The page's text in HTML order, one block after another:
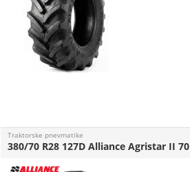
Traktorske pnevmatike
380/70 R28 127D Alliance Agristar II 70